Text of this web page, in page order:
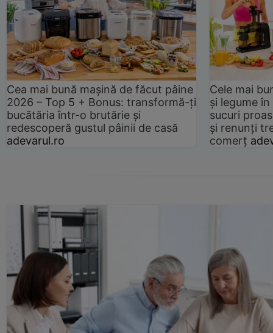
Cea mai bună mașină de făcut pâine
2026 – Top 5 + Bonus: transformă-ți
bucătăria într-o brutărie și
redescoperă gustul pâinii de casă
adevarul.ro
Cele mai
și legume
sucuri
și renunți
comerț